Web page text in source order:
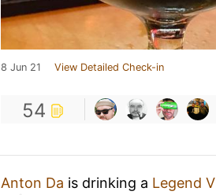
8 Jun 21 View Detailed Check-in
54
Anton Da is drinking a Legend V